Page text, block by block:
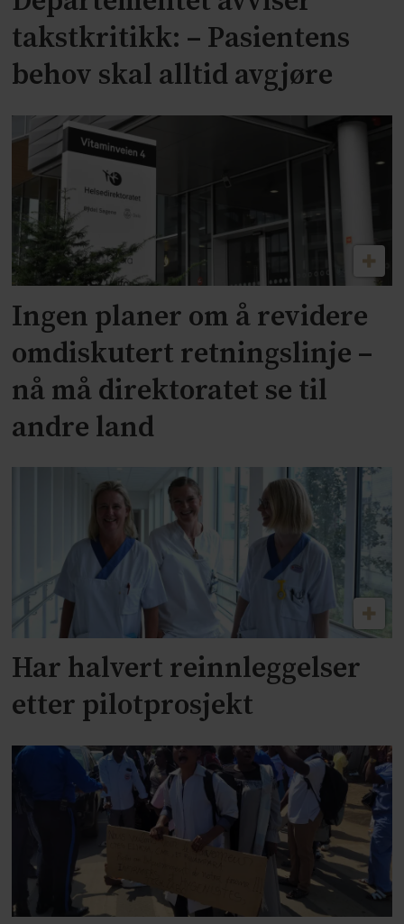
takstkritikk: – Pasientens
behov skal alltid avgjøre
Ingen planer om å revidere
omdiskutert retningslinje –
nå må direktoratet se til
andre land
Har halvert reinnleggelser
etter pilotprosjekt